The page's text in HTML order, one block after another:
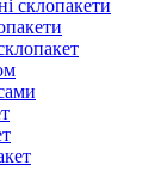
склопакети